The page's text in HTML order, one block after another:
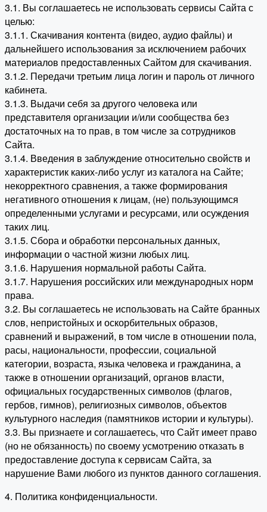
3.1. Вы соглашаетесь не использовать сервисы Сайта с
целью:
3.1.1. Скачивания контента (видео, аудио файлы) и
дальнейшего использования за исключением рабочих
материалов предоставленных Сайтом для скачивания.
3.1.2. Передачи третьим лица логин и пароль от личного
кабинета.
3.1.3. Выдачи себя за другого человека или
представителя организации и/или сообщества без
достаточных на то прав, в том числе за сотрудников
Сайта.
3.1.4. Введения в заблуждение относительно свойств и
характеристик каких-либо услуг из каталога на Сайте;
некорректного сравнения, а также формирования
негативного отношения к лицам, (не) пользующимся
определенными услугами и ресурсами, или осуждения
таких лиц.
3.1.5. Сбора и обработки персональных данных,
информации о частной жизни любых лиц.
3.1.6. Нарушения нормальной работы Сайта.
3.1.7. Нарушения российских или международных норм
права.
3.2. Вы соглашаетесь не использовать на Сайте бранных
слов, непристойных и оскорбительных образов,
сравнений и выражений, в том числе в отношении пола,
расы, национальности, профессии, социальной
категории, возраста, языка человека и гражданина, а
также в отношении организаций, органов власти,
официальных государственных символов (флагов,
гербов, гимнов), религиозных символов, объектов
культурного наследия (памятников истории и культуры).
3.3. Вы признаете и соглашаетесь, что Сайт имеет право
(но не обязанность) по своему усмотрению отказать в
предоставление доступа к сервисам Сайта, за
нарушение Вами любого из пунктов данного соглашения.
4. Политика конфиденциальности.